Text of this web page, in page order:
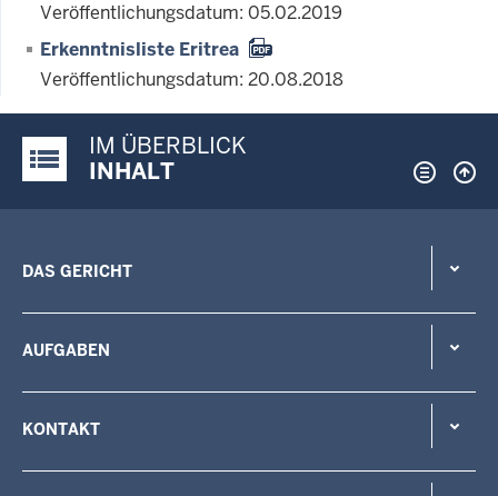
Veröffentlichungsdatum: 05.02.2019
Erkenntnisliste Eritrea
Veröffentlichungsdatum: 20.08.2018
Justiz-Portal im Überblick:
IM ÜBERBLICK
INHALT
DAS GERICHT
AUFGABEN
KONTAKT